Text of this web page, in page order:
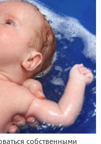
собственными